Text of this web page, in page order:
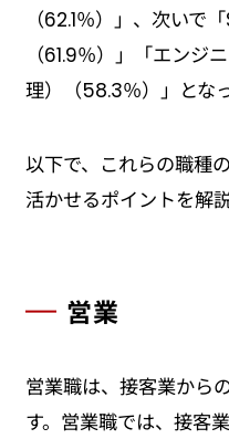
（62.1％）」、次いで
（61.9％）」「エンジ
理）（58.3％）」とな
以下で、これらの職種
活かせるポイントを解
営業
営業職は、接客業から
す。営業職では、接客